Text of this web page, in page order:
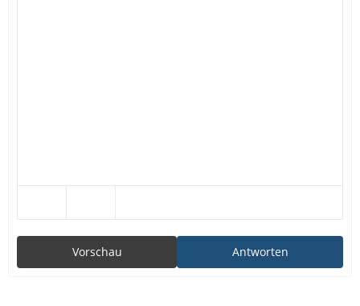
Antworten
Vorschau